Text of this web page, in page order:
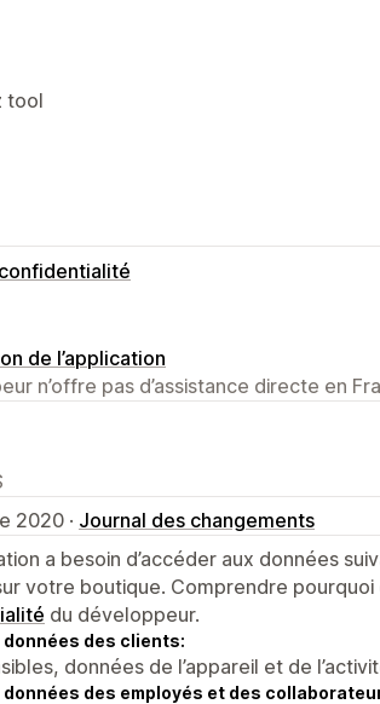
tool
de l’application
n’offre pas d’assistance directe en
2020 · Journal des changements
a besoin d’accéder aux données
votre boutique. Comprendre pourquoi
du développeur.
des clients:
données de l’appareil et de
des employés et des